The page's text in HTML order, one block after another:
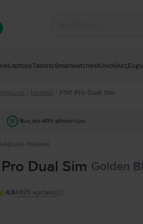
LaptopsTabletsSmartwatchesΚονσόλες
/ Huawei / P50 Pro Dual Sim
Έως και 40% φθηνότερα
Huawei
Dual Sim Golden
4.84425 κριτικές